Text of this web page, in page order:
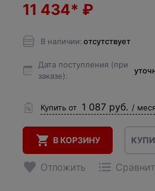
11 434* ₽
В наличии: отсутствует
Дата поступления (при
заказе):
Купить от 1 087 руб. /
В КОРЗИНУ
Отложить